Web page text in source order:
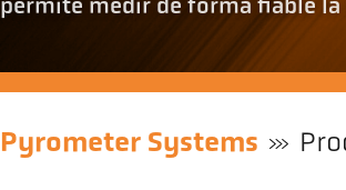
permite medir de forma fiable
Pyrometer Systems